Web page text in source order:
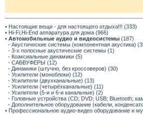
• Настоящие вещи - для настоящего отдыха!!! (333)
• Hi-Fi,Hi-End аппаратура для дома (966)
• Автомобильные аудио и видеосистемы (187)
- Акустические системы (компонентная акустика)
- 3-х полосные акустические системы (1)
- Коаксиальные динамики (5)
- САБВУФЕРЫ (12)
- Динамики (штучно, без кроссоверов) (30)
- Усилители (моноблоки) (12)
- Усилители (двухканальные) (13)
- Усилители (четырёхканальные) (11)
- Усилители (5-и и 6-и канальные) (2)
- Головные устройства (CD; DVD; USB; Bluetooth;
- Дополнительное оборудование (кабели,
• Профессиональное аудио-видео оборудование и